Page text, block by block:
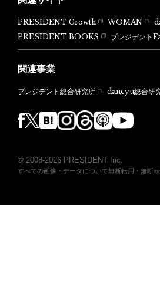
PRESIDENT Growth WOMAN
PRESIDENT BOOKS
プレジデント
関連事業
プレジデント総合研究所 dancyu総合研
© 2008-2026 PRESIDENT Inc.
すべての画像・データについて無断転用・無断転